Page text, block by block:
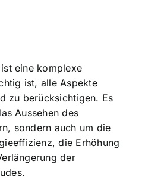
eine komplexe
ist, alle Aspekte
zu berücksichtigen. Es
Aussehen des
sondern auch um die
die Erhöhung
der